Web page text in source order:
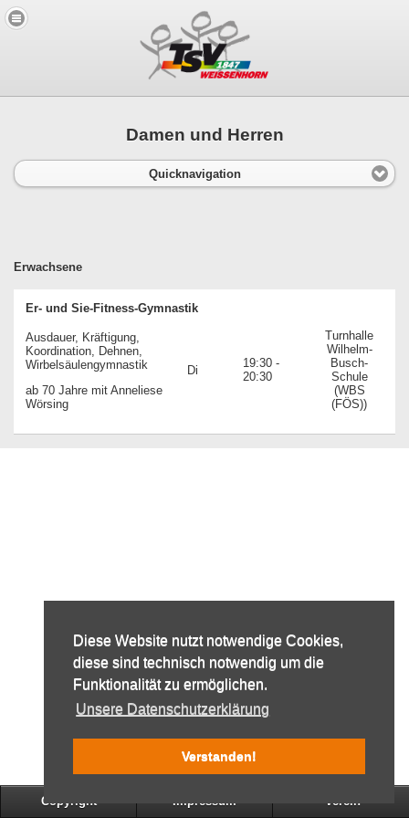
Diese Website nutzt notwendige Cookies,
diese sind technisch notwendig um die
Funktionalität zu ermöglichen.
Unsere Datenschutzerklärung
Verstanden!
Damen und Herren
Quicknavigation
Erwachsene
Er- und Sie-Fitness-Gymnastik
Ausdauer, Kräftigung,
Koordination, Dehnen,
Wirbelsäulengymnastik
ab 70 Jahre mit Anneliese
Wörsing
Di
19:30 -
20:30
Turnhalle
Wilhelm-
Busch-
Schule
(WBS
(FÖS))
Copyright Impressum Verein